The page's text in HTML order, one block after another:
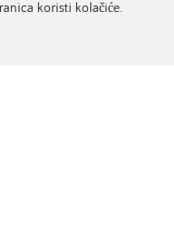
koristi kolačiće.